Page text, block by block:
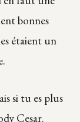
bonnes
étaient un
si tu es plus
Cesar.